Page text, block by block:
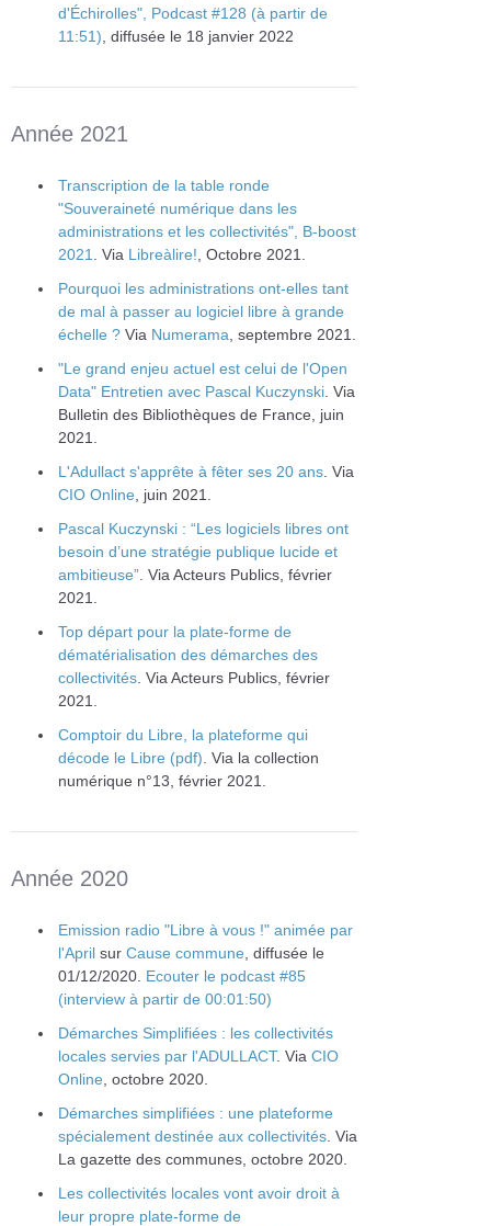
d'Échirolles", Podcast #128 (à partir de
11:51) , diffusée le 18 janvier 2022
Année 2021
Transcription de la table ronde
"Souveraineté numérique dans les
administrations et les collectivités", B-boost
2021
. Via Libreàlire! , Octobre 2021.
Pourquoi les administrations ont-elles tant
de mal à passer au logiciel libre à grande
échelle ? Via Numerama , septembre 2021.
"Le grand enjeu actuel est celui de l'Open
Data" Entretien avec Pascal Kuczynski . Via
Bulletin des Bibliothèques de France, juin
2021.
L'Adullact s'apprête à fêter ses 20 ans . Via
CIO Online , juin 2021.
Pascal Kuczynski : “Les logiciels libres ont
besoin d’une stratégie publique lucide et
ambitieuse” . Via Acteurs Publics, février
2021.
Top départ pour la plate-forme de
dématérialisation des démarches des
collectivités . Via Acteurs Publics, février
2021.
Comptoir du Libre, la plateforme qui
décode le Libre (pdf) . Via la collection
numérique n°13, février 2021.
Année 2020
Emission radio "Libre à vous !" animée par
l'April sur Cause commune , diffusée le
01/12/2020. Ecouter le podcast #85
(interview à partir de 00:01:50)
Démarches Simplifiées : les collectivités
locales servies par l'ADULLACT. Via CIO
Online , octobre 2020.
Démarches simplifiées : une plateforme
spécialement destinée aux collectivités . Via
La gazette des communes, octobre 2020.
Les collectivités locales vont avoir droit à
leur propre plate-forme de